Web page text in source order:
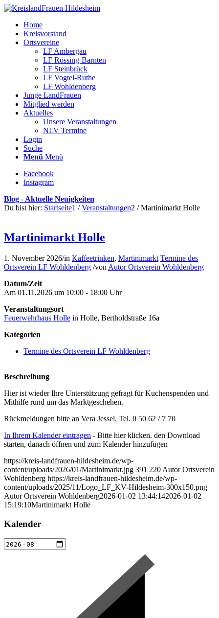
Home
Kreisvorstand
Ortsvereine
LF Ambergau
LF Rössing-Barnten
LF Steinbrück
LF Vogtei-Ruthe
LF Wohldenberg
Junge LandFrauen
Mitglied werden
Aktuelles
Unsere Veranstaltungen
NLV Termine
Login
Suche
Menü Menü
Facebook
Instagram
Blog - Aktuelle Neuigkeiten
Du bist hier: Startseite1 / Veranstaltungen2 / Martinimarkt Holle
Martinimarkt Holle
1. November 2026/in Kaffeetrinken, Martinimarkt Termine des
Ortsverein LF Wohldenberg /von Autor Ortsverein Wohldenberg
Datum/Zeit
Am 01.11.2026 um 10:00 - 18:00 Uhr
Veranstaltungsort
Feuerwehrhaus Holle in Holle, Bertholdstraße 16a
Kategorien
Termine des Ortsverein LF Wohldenberg
Beschreibung
Hier ist wieder Ihre Unterstützung gefragt für Kuchenspenden und
Mithilfe rund um das Marktgeschehen.
Rückmeldungen bitte an Vera Jessel, Tel. 0 50 62 / 7 70
In Ihrem Kalender eintragen - Bitte hier klicken. den Download
starten, danach öffnen und zum Kalender hinzufügen
https://kreis-landfrauen-hildesheim.de/wp-
content/uploads/2026/01/Martinimarkt.jpg 391 220 Autor Ortsverein
Wohldenberg https://kreis-landfrauen-hildesheim.de/wp-
content/uploads/2025/11/Logo_LF_KV-Hildesheim-300x150.png
Autor Ortsverein Wohldenberg2026-01-02 13:44:142026-01-02
15:19:10Martinimarkt Holle
Kalender